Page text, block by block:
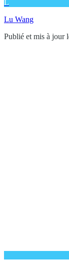
L
Lu Wang
Publié et mis à jour